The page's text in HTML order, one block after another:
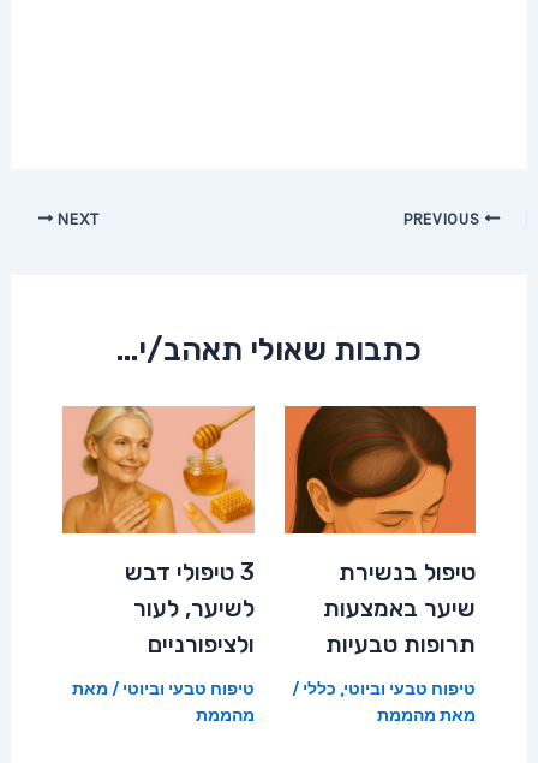
Post
NEXT
כתבות שאולי תאהב/י...
טיפול בנשירת
שיער באמצעות
תרופות טבעיות
טיפוח טבעי וביוטי, כללי /
מאת מהממת
3 טיפולי דבש
לשיער, לעור
ולציפורניים
טיפוח טבעי וביוטי / מאת
מהממת